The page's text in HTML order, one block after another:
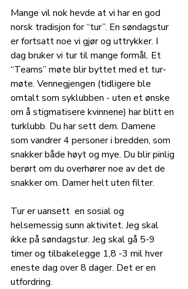
Mange vil nok hevde at vi har en god
norsk tradisjon for “tur”. En søndagstur
er fortsatt noe vi gjør og uttrykker. I
dag bruker vi tur til mange formål. Et
“Teams” møte blir byttet med et tur-
møte. Vennegjengen (tidligere ble
omtalt som syklubben - uten et ønske
om å stigmatisere kvinnene) har blitt en
turklubb. Du har sett dem. Damene
som vandrer 4 personer i bredden, som
snakker både høyt og mye. Du blir pinlig
berørt om du overhører noe av det de
snakker om. Damer helt uten filter.
Tur er uansett  en sosial og
helsemessig sunn aktivitet. Jeg skal
ikke på søndagstur. Jeg skal gå 5-9
timer og tilbakelegge 1,8 -3 mil hver
eneste dag over 8 dager. Det er en
utfordring.